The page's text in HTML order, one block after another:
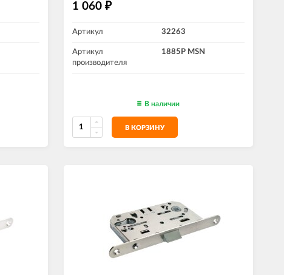
1 060 ₽
Артикул 32263
Артикул
производителя
1885P MSN
В наличии
В КОРЗИНУ